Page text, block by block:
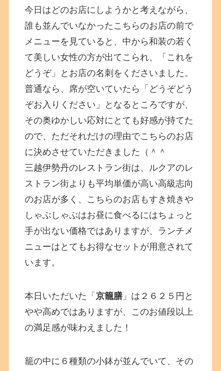
今日はどのお店にしようかと考えながら、
誰も並んでいなかったこちらのお店の前で
メニューを見ていると、中から和装の若く
て美しい女性の方が出てこられ、「これを
どうぞ」とお店の名刺をくださいました。
普通なら、席が空いていたら「どうぞどう
ぞお入りください」となるところですが、
その奥ゆかしい応対にとても好感が持てた
ので、ただそれだけの理由でこちらのお店
に決めさせていただきました（＾＾
三越伊勢丹のレストラン街は、ルクアのレ
ストラン街よりも平均単価が高い高級志向
のお店が多く、こちらのお店もすき焼きや
しゃぶしゃぶはお昼に食べるにはちょっと
手が出ない価格ではありますが、ランチメ
ニューはとてもお得なセットが用意されて
います。
本日いただいた「京籠膳」は２６２５円と
やや高めではありますが、このお値段以上
の満足感が味わえました！
籠の中に６種類の小鉢が並んでいて、その